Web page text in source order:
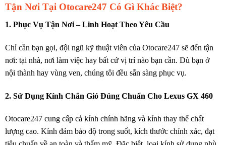
Tận Nơi Tại Otocare247 Có Gì Khác Biệt?
1. Phục Vụ Tận Nơi – Linh Hoạt Theo Yêu Cầu
Chỉ cần bạn gọi, đội ngũ kỹ thuật viên của Otocare247 sẽ đến tận
nơi: tại nhà, nơi làm việc hay bất cứ vị trí nào bạn cần. Dù bạn ở
nội thành hay vùng ven, chúng tôi đều sẵn sàng phục vụ.
2. Sử Dụng Kính Chắn Gió Đúng Chuẩn Cho Lexus GX 460
Otocare247 cung cấp cả kính chính hãng và kính thay thế chất
lượng cao. Kính đảm bảo độ trong suốt, kích thước chính xác, đạt